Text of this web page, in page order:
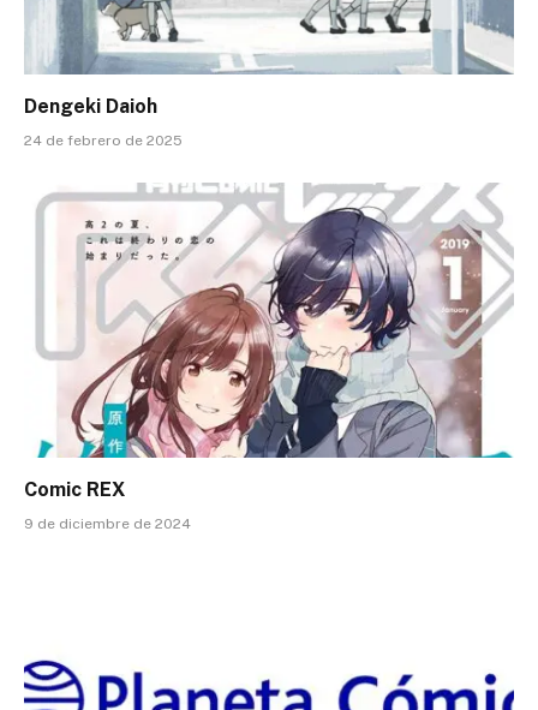
Dengeki Daioh
24 de febrero de 2025
Comic REX
9 de diciembre de 2024